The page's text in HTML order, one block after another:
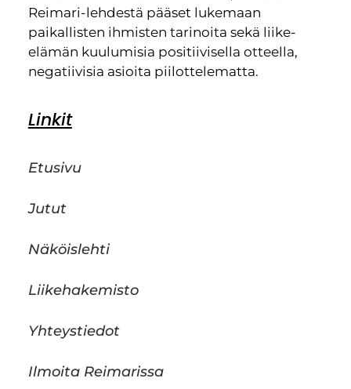
Reimari-lehdestä pääset lukemaan
paikallisten ihmisten tarinoita sekä liike-
elämän kuulumisia positiivisella otteella,
negatiivisia asioita piilottelematta.
Linkit
Etusivu
Jutut
Näköislehti
Liikehakemisto
Yhteystiedot
Ilmoita Reimarissa